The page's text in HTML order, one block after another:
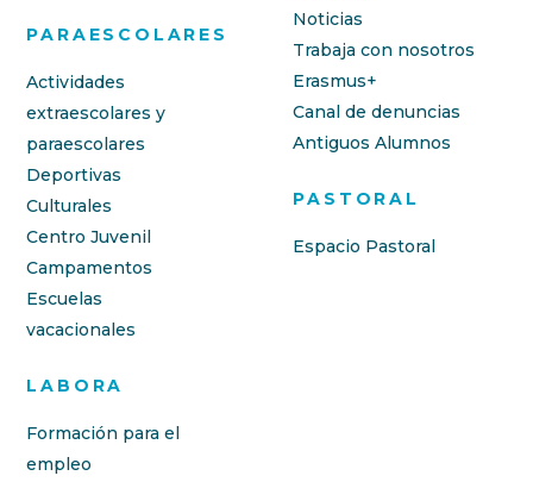
PARAESCOLARES
Actividades
extraescolares y
paraescolares
Deportivas
Culturales
Centro Juvenil
Campamentos
Escuelas
vacacionales
LABORA
Formación para el
empleo
Noticias
Trabaja con nosotros
Erasmus+
Canal de denuncias
Antiguos Alumnos
PASTORAL
Espacio Pastoral